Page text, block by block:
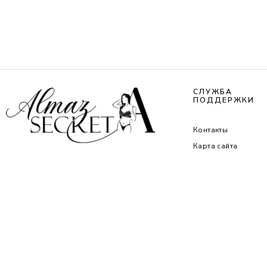
СЛУЖБА
ПОДДЕРЖКИ
Контакты
Карта сайта